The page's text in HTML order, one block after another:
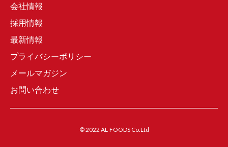
会社情報
採用情報
最新情報
プライバシーポリシー
メールマガジン
お問い合わせ
© 2022 AL-FOODS Co.Ltd